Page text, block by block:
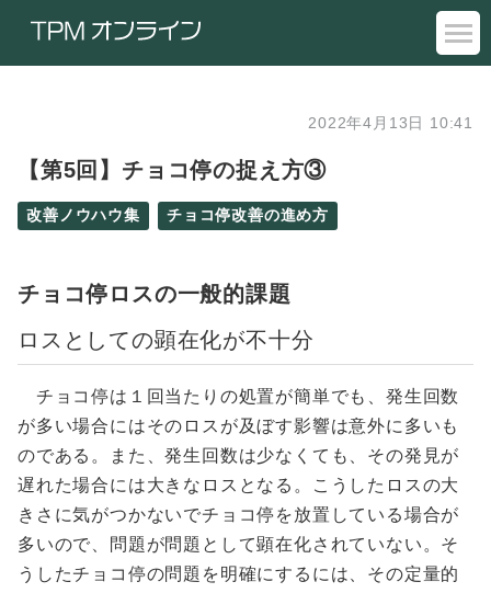
2022年4月13日 10:41
【第5回】チョコ停の捉え方③
改善ノウハウ集 チョコ停改善の進め方
チョコ停ロスの一般的課題
ロスとしての顕在化が不十分
チョコ停は１回当たりの処置が簡単でも、発生回数
が多い場合にはそのロスが及ぼす影響は意外に多いも
のである。また、発生回数は少なくても、その発見が
遅れた場合には大きなロスとなる。こうしたロスの大
きさに気がつかないでチョコ停を放置している場合が
多いので、問題が問題として顕在化されていない。そ
うしたチョコ停の問題を明確にするには、その定量的